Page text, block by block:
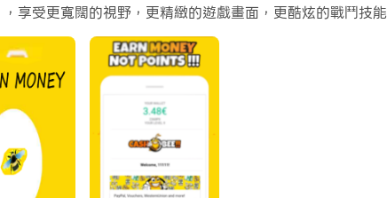
享受更寬闊的視野，更精緻的遊戲畫面，更酷炫的戰鬥技